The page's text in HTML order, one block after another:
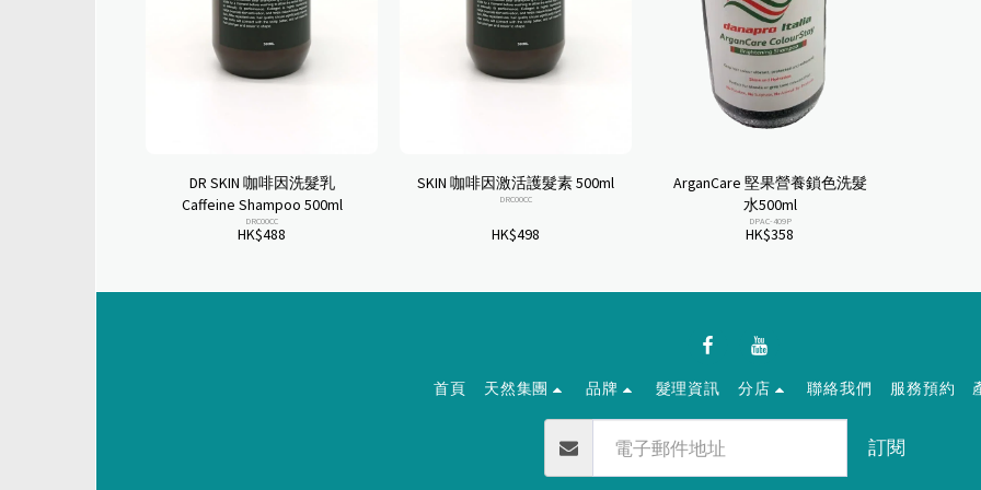
DR SKIN 咖啡因洗髮乳
Caffeine Shampoo 500ml
DRC00CC
HK$488
SKIN 咖啡因激活護髮素 500ml
DRC00CC
HK$498
ArganCare 堅果營養鎖色洗髮
水500ml
DPAC-409P
HK$358
首頁 天然集團 品牌 髮理資訊 分店 聯絡我們 服務預約
訂閱